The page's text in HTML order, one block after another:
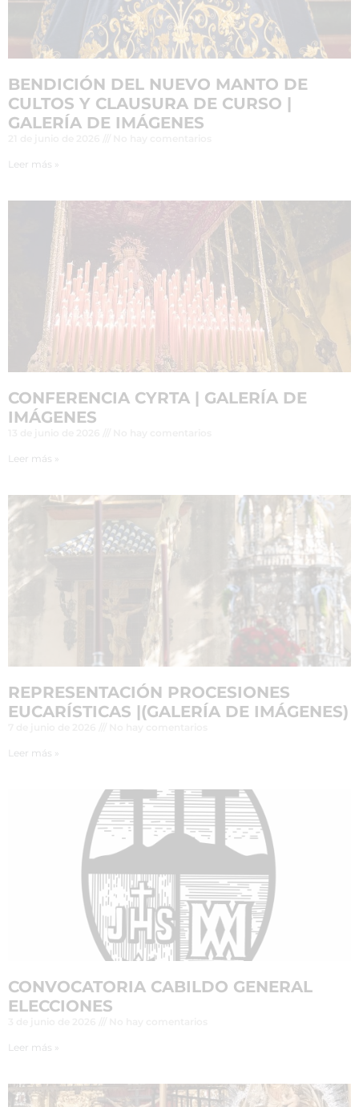
BENDICIÓN DEL NUEVO MANTO DE
CULTOS Y CLAUSURA DE CURSO |
GALERÍA DE IMÁGENES
Leer más »
CONFERENCIA CYRTA | GALERÍA DE
IMÁGENES
Leer más »
REPRESENTACIÓN PROCESIONES
EUCARÍSTICAS |(GALERÍA DE IMÁGENES)
Leer más »
CONVOCATORIA CABILDO GENERAL
ELECCIONES
Leer más »